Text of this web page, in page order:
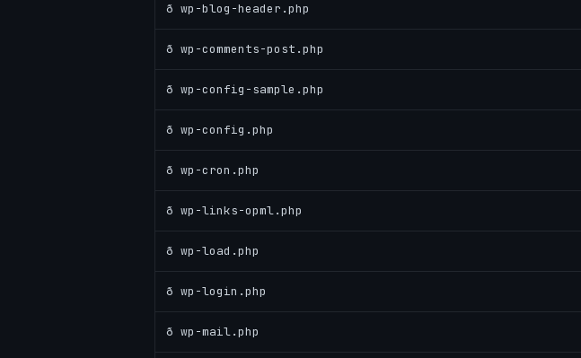
ð wp-blog-header.php
ð wp-comments-post.php
ð wp-config-sample.php
ð wp-config.php
ð wp-cron.php
ð wp-links-opml.php
ð wp-load.php
ð wp-login.php
ð wp-mail.php